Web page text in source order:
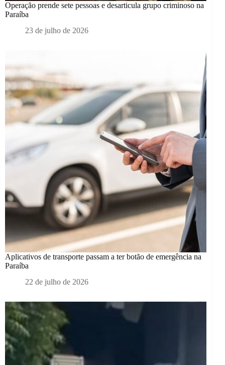
Operação prende sete pessoas e desarticula grupo criminoso na
Paraíba
23 de julho de 2026
Aplicativos de transporte passam a ter botão de emergência na
Paraíba
22 de julho de 2026